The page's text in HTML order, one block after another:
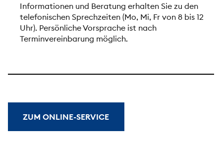
Informationen und Beratung erhalten Sie zu den
telefonischen Sprechzeiten (Mo, Mi, Fr von 8 bis 12
Uhr). Persönliche Vorsprache ist nach
Terminvereinbarung möglich.
ZUM ONLINE-SERVICE